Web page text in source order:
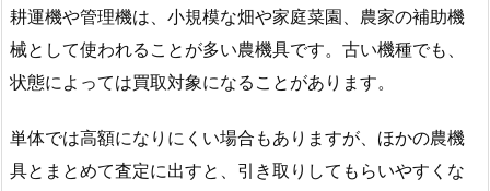
耕運機や管理機は、小規模な畑や家庭菜園、農家の補助機
械として使われることが多い農機具です。古い機種でも、
状態によっては買取対象になることがあります。
単体では高額になりにくい場合もありますが、ほかの農機
具とまとめて査定に出すと、引き取りしてもらいやすくな